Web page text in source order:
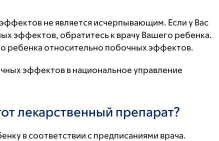
не является исчерпывающим. Если у Вас
эффектов, обратитесь к врачу Вашего ребенка.
ребенка относительно побочных эффектов.
эффектов в национальное управление
лекарственный препарат?
в соответствии с предписаниями врача.